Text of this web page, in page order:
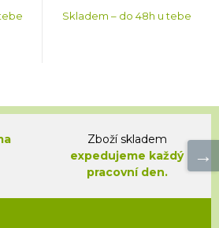
Skladem – do 48h u tebe
Zboží skladem
expedujeme každý
pracovní den.